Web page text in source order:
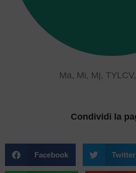
Ma, Mi, Mj,
Condividi la
Facebook Twitter